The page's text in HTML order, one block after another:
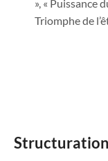
», « Puissance
Triomphe de
Structuration